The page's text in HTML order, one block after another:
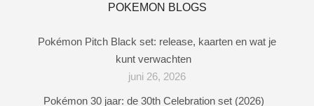
POKEMON BLOGS
Pokémon Pitch Black set: release, kaarten en wat je
kunt verwachten
juni 26, 2026
Pokémon 30 jaar: de 30th Celebration set (2026)